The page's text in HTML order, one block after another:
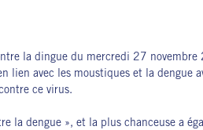
la dingue du mercredi 27
lien avec les moustiques et la
ce virus.
la dengue », et la plus chanceuse a